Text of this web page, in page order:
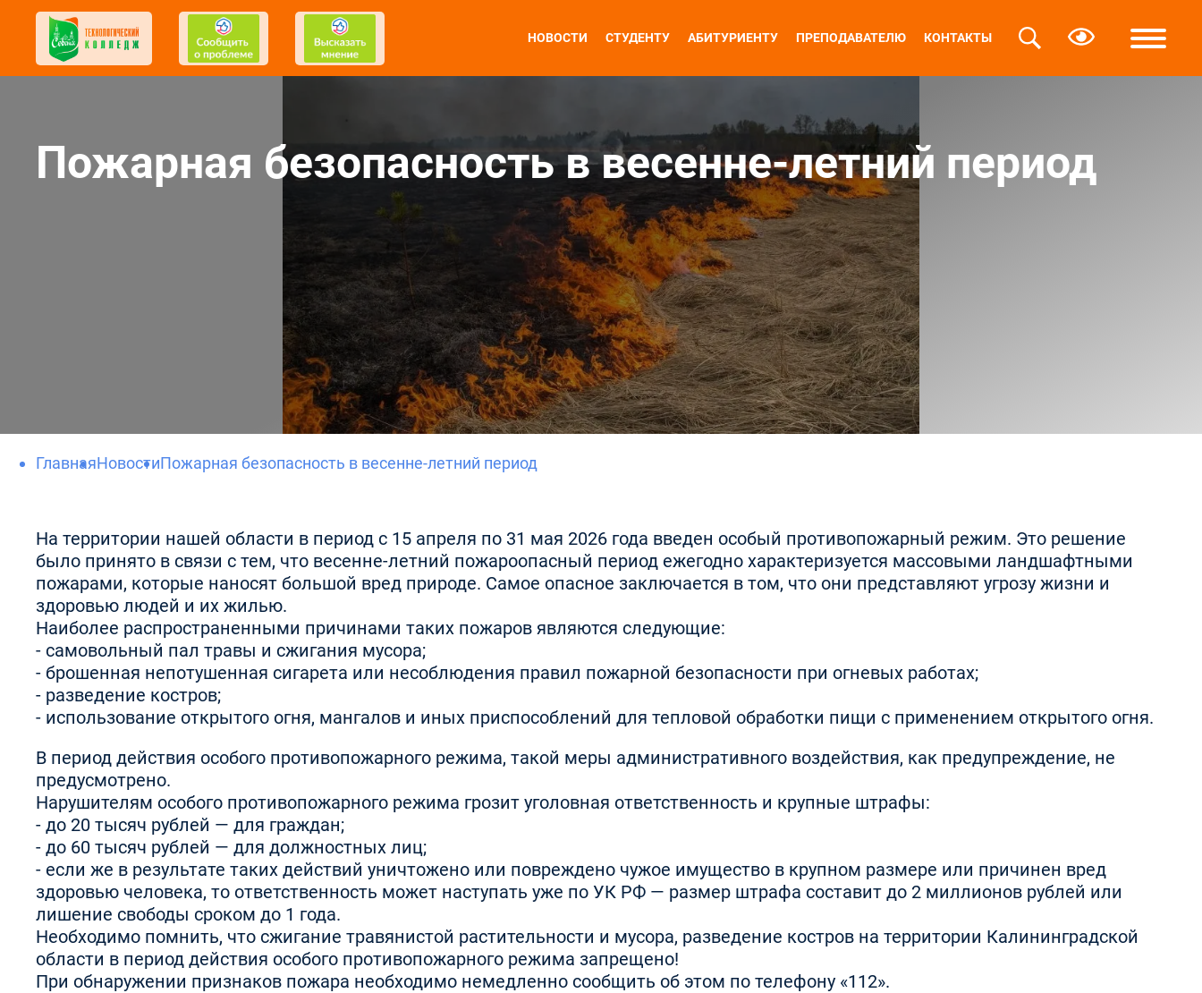
НОВОСТИ СТУДЕНТУ АБИТУРИЕНТУ ПРЕПОДАВАТЕЛЮ КОНТАКТЫ
Пожарная безопасность в весенне-летний период
ГлавнаяНовостиПожарная безопасность в весенне-летний период
На территории нашей области в период с 15 апреля по 31 мая 2026 года введен особый противопожарный режим. Это решение
было принято в связи с тем, что весенне-летний пожароопасный период ежегодно характеризуется массовыми ландшафтными
пожарами, которые наносят большой вред природе. Самое опасное заключается в том, что они представляют угрозу жизни и
здоровью людей и их жилью.
Наиболее распространенными причинами таких пожаров являются следующие:
- самовольный пал травы и сжигания мусора;
- брошенная непотушенная сигарета или несоблюдения правил пожарной безопасности при огневых работах;
- разведение костров;
- использование открытого огня, мангалов и иных приспособлений для тепловой обработки пищи с применением открытого огня.
В период действия особого противопожарного режима, такой меры административного воздействия, как предупреждение, не
предусмотрено.
Нарушителям особого противопожарного режима грозит уголовная ответственность и крупные штрафы:
- до 20 тысяч рублей — для граждан;
- до 60 тысяч рублей — для должностных лиц;
- если же в результате таких действий уничтожено или повреждено чужое имущество в крупном размере или причинен вред
здоровью человека, то ответственность может наступать уже по УК РФ — размер штрафа составит до 2 миллионов рублей или
лишение свободы сроком до 1 года.
Необходимо помнить, что сжигание травянистой растительности и мусора, разведение костров на территории Калининградской
области в период действия особого противопожарного режима запрещено!
При обнаружении признаков пожара необходимо немедленно сообщить об этом по телефону «112».